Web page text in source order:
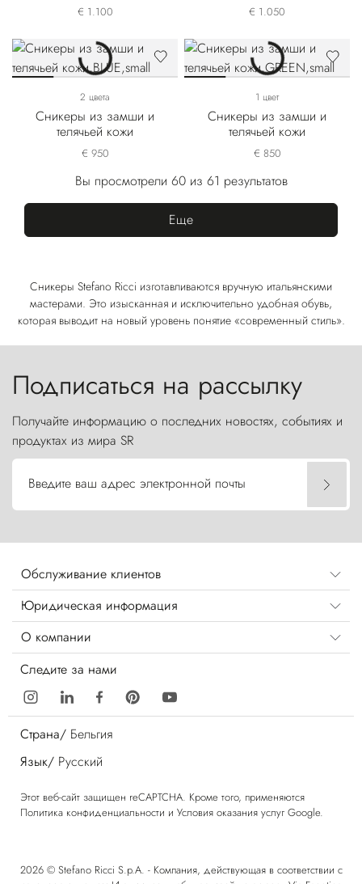
€ 1.100 € 1.050
2 цвета
Сникеры из замши и
телячьей кожи
€ 950
1 цвет
Сникеры из замши и
телячьей кожи
€ 850
Вы просмотрели 60 из 61 результатов
Еще
Сникеры Stefano Ricci изготавливаются вручную итальянскими
мастерами. Это изысканная и исключительно удобная обувь,
которая выводит на новый уровень понятие «современный стиль».
Подписаться на рассылку
Получайте информацию о последних новостях, событиях и
продуктах из мира SR
Введите ваш адрес электронной почты
Обслуживание клиентов
Юридическая информация
О компании
Следите за нами
Страна/ Бельгия
Язык/ Русский
Этот веб-сайт защищен reCAPTCHA. Кроме того, применяются
Политика конфиденциальности и Условия оказания услуг Google.
2026 © Stefano Ricci S.p.A. - Компания, действующая в соответствии с